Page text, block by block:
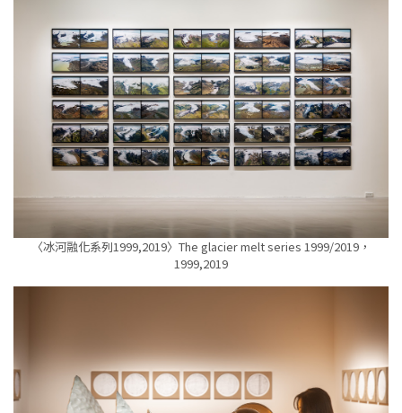
〈冰河融化系列1999,2019〉The glacier melt series 1999/2019，
1999,2019